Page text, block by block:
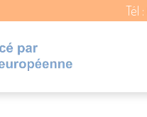
Tél :